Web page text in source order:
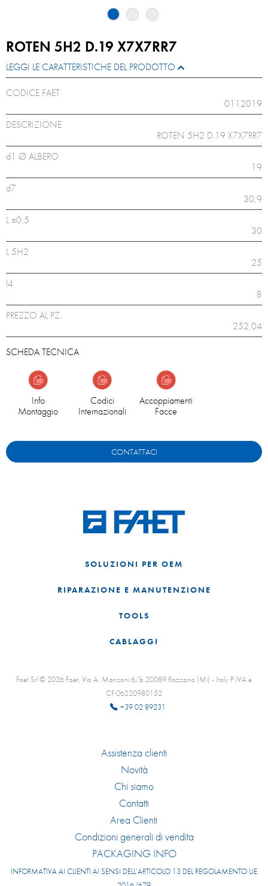
ROTEN 5H2 D.19 X7X7RR7
LEGGI LE CARATTERISTICHE DEL PRODOTTO
CODICE FAET
0112019
DESCRIZIONE
ROTEN 5H2 D.19 X7X7RR7
d1 Ø ALBERO
19
d7
30,9
L ±0,5
30
L 5H2
25
l4
8
PREZZO AL PZ.
252,04
SCHEDA TECNICA
Info
Montaggio
Codici
Internazionali
Accoppiamenti
Facce
CONTATTACI
SOLUZIONI PER OEM
RIPARAZIONE E MANUTENZIONE
TOOLS
CABLAGGI
Faet Srl © 2026 Faet, Via A. Manzoni 6/b 20089 Rozzano (Mi) - Italy P.IVA e
CF:06220980152
+39 02 89231
Assistenza clienti
Novità
Chi siamo
Contatti
Area Clienti
Condizioni generali di vendita
PACKAGING INFO
INFORMATIVA AI CLIENTI AI SENSI DELL’ARTICOLO 13 DEL REGOLAMENTO UE